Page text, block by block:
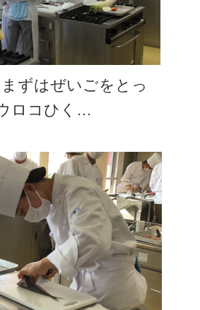
ずはぜいごをとっ
ロコひく…